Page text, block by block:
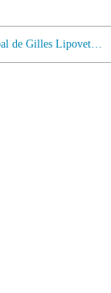
L'écran global de Gilles Lipovetsky et Jean Serry. Seuil. 2007